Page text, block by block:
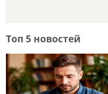
Топ 5 новостей